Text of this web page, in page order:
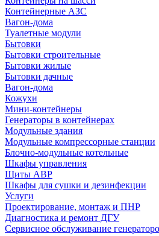
Контейнерные АЗС
Вагон-дома
Туалетные модули
Бытовки
Бытовки строительные
Бытовки жилые
Бытовки дачные
Вагон-дома
Кожухи
Мини-контейнеры
Генераторы в контейнерах
Модульные здания
Модульные компрессорные станции
Блочно-модульные котельные
Шкафы управления
Щиты АВР
Шкафы для сушки и дезинфекции
Услуги
Проектирование, монтаж и ПНР
Диагностика и ремонт ДГУ
Сервисное обслуживание